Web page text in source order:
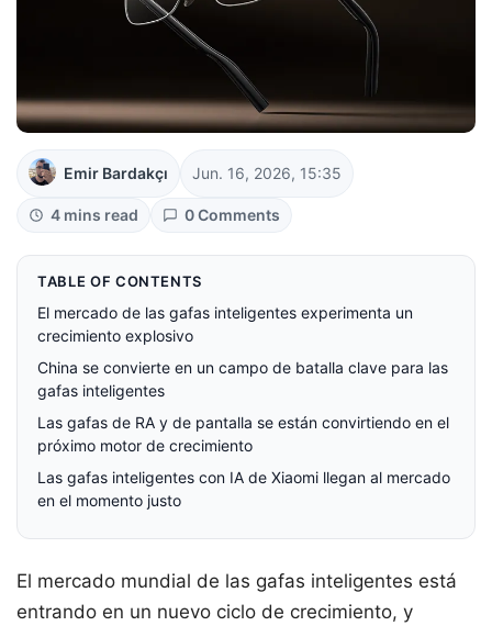
Emir Bardakçı Jun. 16, 2026, 15:35
4 mins read 0 Comments
TABLE OF CONTENTS
El mercado de las gafas inteligentes experimenta un
crecimiento explosivo
China se convierte en un campo de batalla clave para las
gafas inteligentes
Las gafas de RA y de pantalla se están convirtiendo en el
próximo motor de crecimiento
Las gafas inteligentes con IA de Xiaomi llegan al mercado
en el momento justo
El mercado mundial de las gafas inteligentes está
entrando en un nuevo ciclo de crecimiento, y